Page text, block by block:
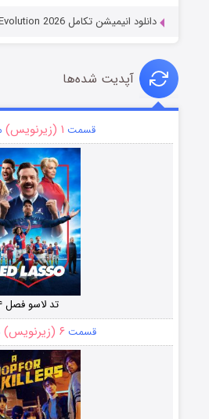
دانلود انیمیشن تکامل Evolution 2026
آپدیت شده‌ها
قسمت ۱ (زیرنویس)
تد لاسو فصل ۴
قسمت ۶ (زیرنویس)